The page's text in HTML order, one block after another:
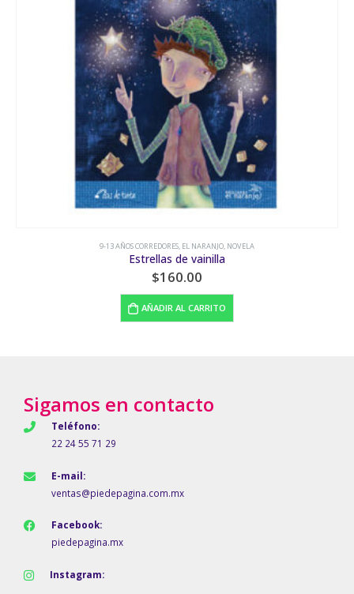
9-13 AÑOS CORREDORES EL NARANJO NOVELA
Estrellas de vainilla
$160.00
AÑADIR AL CARRITO
Sigamos en contacto
Teléfono:
22 24 55 71 29
E-mail:
ventas@piedepagina.com.mx
Facebook:
piedepagina.mx
Instagram: